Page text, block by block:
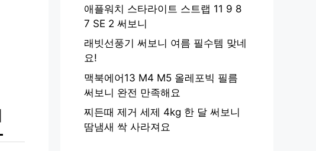
애플워치 스타라이트 스트랩 11 9 8
7 SE 2 써보니
래빗선풍기 써보니 여름 필수템 맞네
요!
맥북에어13 M4 M5 올레포빅 필름
써보니 완전 만족해요
찌든때 제거 세제 4kg 한 달 써보니
땀냄새 싹 사라져요